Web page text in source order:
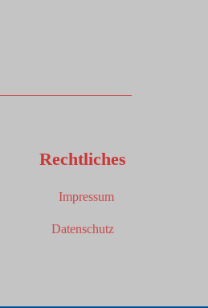
Rechtliches
Impressum
Datenschutz